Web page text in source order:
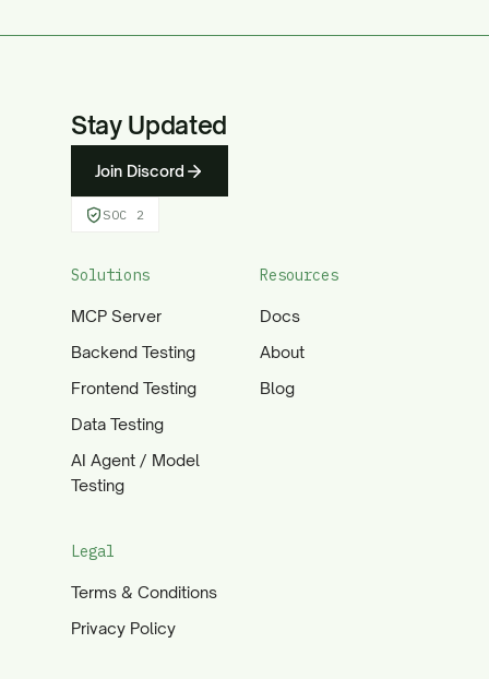
Stay Updated
Join Discord
SOC 2
Solutions
MCP Server
Backend Testing
Frontend Testing
Data Testing
AI Agent / Model
Testing
Resources
Docs
About
Blog
Legal
Terms & Conditions
Privacy Policy